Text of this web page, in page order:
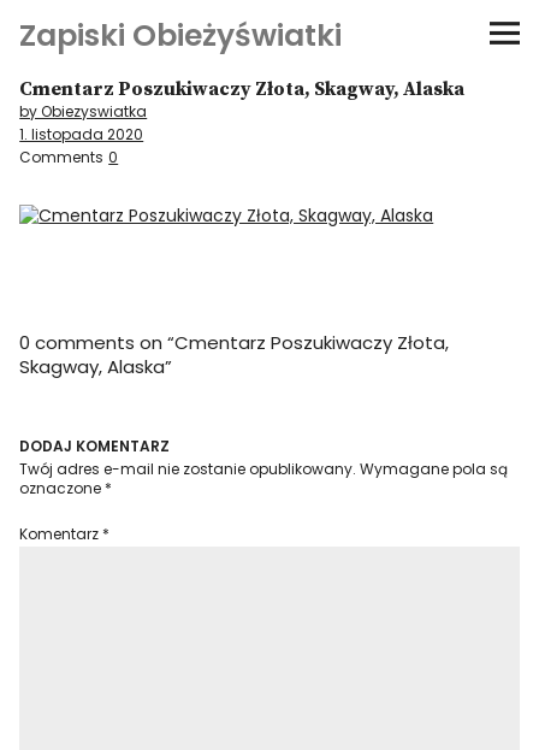
Zapiski Obieżyświatki
Podróże
Kultura i sztuka
Kątem oka
Niezwyczajne ściany
Cmentarz Poszukiwaczy Złota, Skagway, Alaska
by Obiezyswiatka
1. listopada 2020
Comments 0
0 comments on “Cmentarz Poszukiwaczy Złota,
Skagway, Alaska”
DODAJ KOMENTARZ
Twój adres e-mail nie zostanie opublikowany. Wymagane pola są
oznaczone *
Komentarz *